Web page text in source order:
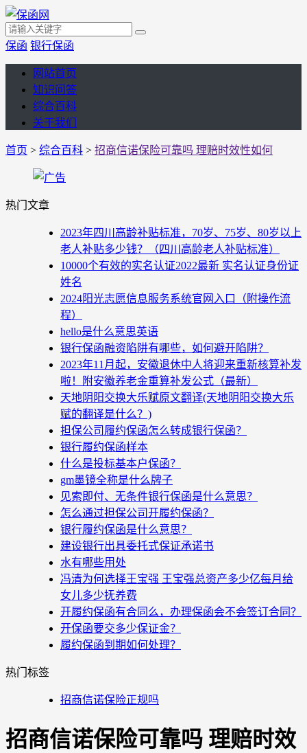
保函 银行保函
网站首页
知识问答
综合百科
关于我们
首页 > 综合百科 > 招商信诺保险可靠吗 理赔时效性如何
热门文章
2023年四川高龄补贴标准，70岁、75岁、80岁以上
老人补贴多少钱？（四川高龄老人补贴标准）
10000个有效的实名认证2022最新 实名认证身份证
姓名
2024阳光志愿信息服务系统官网入口（附操作流
程）
hello是什么意思英语
银行保函融资陷阱有哪些，如何避开陷阱？
2023年11月起，安徽退休中人将迎来重新核算补发
啦！附安徽养老金重算补发公式（最新）
天地阴阳交换大乐赋原文翻译(天地阴阳交换大乐
赋的翻译是什么？)
担保公司履约保函怎么转成银行保函？
银行履约保函样本
什么是投标基本户保函？
gm墨镜全称是什么牌子
见索即付、无条件银行保函是什么意思？
怎么通过担保公司开履约保函？
银行履约保函是什么意思？
建设银行出具委托式保证承诺书
水有哪些用处
冯清为何选择王宝强 王宝强总资产多少亿每月给
女儿多少抚养费
开履约保函有合同么，办理保函会不会签订合同？
开保函要交多少保证金？
履约保函到期如何处理？
热门标签
招商信诺保险正规吗
招商信诺保险可靠吗 理赔时效